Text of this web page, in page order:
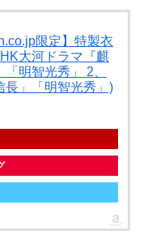
限定】特製衣
大河ドラマ『麒
明智光秀」 2、
長」「明智光秀」)